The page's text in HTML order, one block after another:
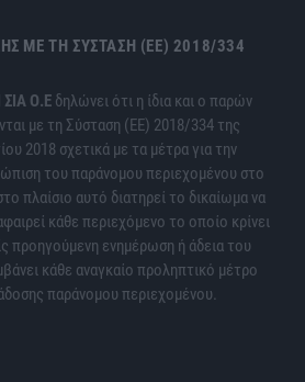
ΜΕ ΤΗ ΣΎΣΤΑΣΗ (ΕΕ) 2018/334
Ο.Ε δηλώνει ότι η ίδια και ο παρών
με τη Σύσταση (ΕΕ) 2018/334 της
2018 σχετικά με τα μέτρα για την
του παράνομου περιεχομένου στο
πλαίσιο αυτό διατηρεί το δικαίωμα να
κάθε περιεχόμενο το οποίο κρίνει
προηγούμενη ενημέρωση ή άδεια του
κάθε αναγκαίο προληπτικό μέτρο
παράνομου περιεχομένου.